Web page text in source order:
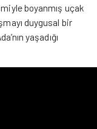
boyanmış uçak
duygusal bir
yaşadığı